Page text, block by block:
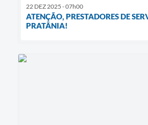
22 DEZ 2025 - 07h00
ATENÇÃO, PRESTADORES DE
PRATÂNIA!